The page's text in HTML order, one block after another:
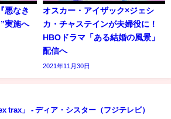
悪なき
実施へ
オスカー・アイザック×ジェシ
カ・チャステインが夫婦役に！
HBOドラマ「ある結婚の風景」
配信へ
2021年11月30日
trax」 - ディア・シスター（フジテレビ）